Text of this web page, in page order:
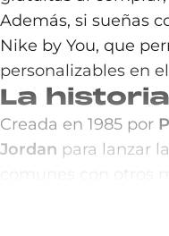
Además, si sueñas
Nike by You, que
personalizables en
La
Creada en 1985 por
Jordan para lanzar
comunes con otros